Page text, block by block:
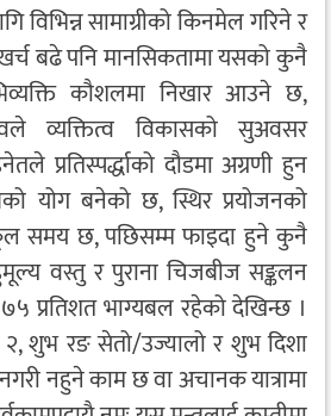
विभिन्न सामाग्रीको किनमेल गरिने र
बढे पनि मानसिकतामा यसको कुनै
कौशलमा निखार आउने छ,
व्यक्तित्व विकासको सुअवसर
प्रतिस्पर्द्धाको दौडमा अग्रणी हुन
योग बनेको छ, स्थिर प्रयोजनको
समय छ, पछिसम्म फाइदा हुने कुनै
वस्तु र पुराना चिजबीज सङ्कलन
प्रतिशत भाग्यबल रहेको देखिन्छ ।
शुभ रङ सेतो/उज्यालो र शुभ दिशा
नहुने काम छ वा अचानक यात्रामा